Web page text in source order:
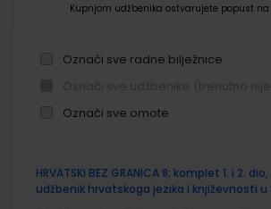
Kupnjom udžbenika ostvarujete popust na
Označi sve radne bilježnice
Označi sve omote
proizvodi
HRVATSKI BEZ GRANICA 8; komplet 1. i 2.
udžbenik hrvatskoga jezika i književnosti u